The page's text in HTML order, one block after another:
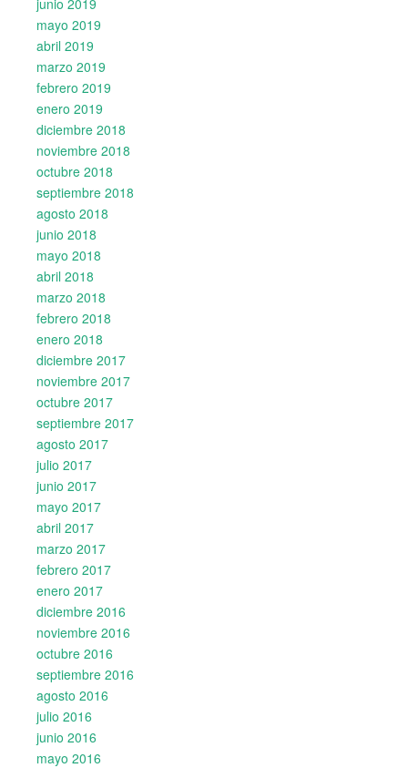
mayo 2019
abril 2019
marzo 2019
febrero 2019
enero 2019
diciembre 2018
noviembre 2018
octubre 2018
septiembre 2018
agosto 2018
junio 2018
mayo 2018
abril 2018
marzo 2018
febrero 2018
enero 2018
diciembre 2017
noviembre 2017
octubre 2017
septiembre 2017
agosto 2017
julio 2017
junio 2017
mayo 2017
abril 2017
marzo 2017
febrero 2017
enero 2017
diciembre 2016
noviembre 2016
octubre 2016
septiembre 2016
agosto 2016
julio 2016
junio 2016
mayo 2016